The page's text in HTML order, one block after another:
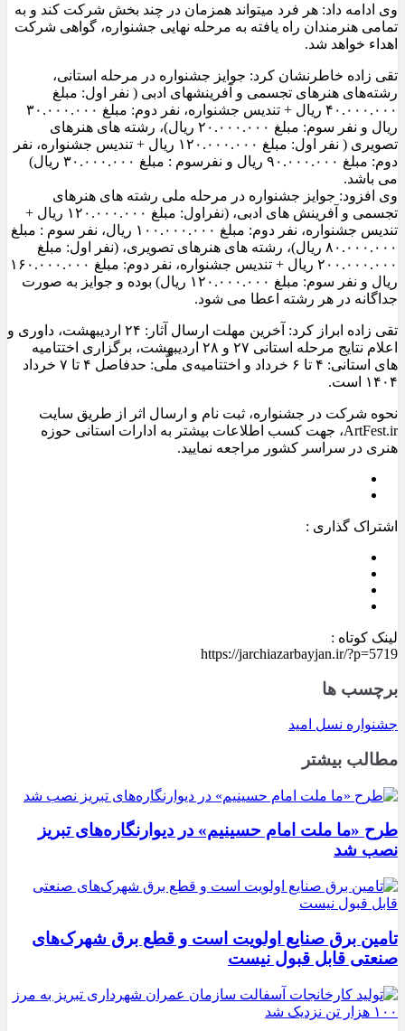
وی ادامه داد: هر فرد میتواند همزمان در چند بخش شرکت کند و به
تمامی هنرمندان راه یافته به مرحله نهایی جشنواره، گواهی شرکت
اهداء خواهد شد.
تقی زاده خاطرنشان کرد: جوایز جشنواره در مرحله استانی،
رشته‌های هنرهای تجسمی و آفرینشهای ادبی ( نفر اول: مبلغ
۴۰.۰۰۰.۰۰۰ ریال + تندیس جشنواره، نفر دوم: مبلغ ۳۰.۰۰۰.۰۰۰
ریال و نفر سوم: مبلغ ۲۰.۰۰۰.۰۰۰ ریال)، رشته های هنرهای
تصویری ( نفر اول: مبلغ ۱۲۰.۰۰۰.۰۰۰ ریال + تندیس جشنواره، نفر
دوم: مبلغ ۹۰.۰۰۰.۰۰۰ ریال و نفرسوم : مبلغ ۳۰.۰۰۰.۰۰۰ ریال)
می باشد.
وی افزود: جوایز جشنواره در مرحله ملی رشته های هنرهای
تجسمی و آفرینش های ادبی، (نفراول: مبلغ ۱۲۰.۰۰۰.۰۰۰ ریال +
تندیس جشنواره، نفر دوم: مبلغ ۱۰۰.۰۰۰.۰۰۰ ریال، نفر سوم : مبلغ
۸۰.۰۰۰.۰۰۰ ریال)، رشته های هنرهای تصویری، (نفر اول: مبلغ
۲۰۰.۰۰۰.۰۰۰ ریال + تندیس جشنواره، نفر دوم: مبلغ ۱۶۰.۰۰۰.۰۰۰
ریال و نفر سوم: مبلغ ۱۲۰.۰۰۰.۰۰۰ ریال) بوده و جوایز به صورت
جداگانه در هر رشته اعطا می شود.
تقی زاده ابراز کرد: آخرین مهلت ارسال آثار: ۲۴ اردیبهشت، داوری و
اعلام نتایج مرحله استانی ۲۷ و ۲۸ اردیبهشت، برگزاری اختتامیه
های استانی: ۴ تا ۶ خرداد و اختتامیه‌ی ملّی: حدفاصل ۴ تا ۷ خرداد
۱۴۰۴ است.
نحوه شرکت در جشنواره، ثبت نام و ارسال اثر از طریق سایت
ArtFest.ir، جهت کسب اطلاعات بیشتر به ادارات استانی حوزه
هنری در سراسر کشور مراجعه نمایید.
اشتراک گذاری :
لینک کوتاه :
https://jarchiazarbayjan.ir/?p=5719
برچسب ها
جشنواره نسل امید
مطالب بیشتر
طرح «ما ملت امام حسینیم» در دیوارنگاره‌های تبریز
نصب شد
تامین برق صنایع اولویت است و قطع برق شهرک‌های
صنعتی قابل قبول نیست